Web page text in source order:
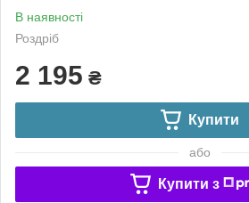
В наявності
Роздріб
2 195 ₴
Купити
або
Купити з